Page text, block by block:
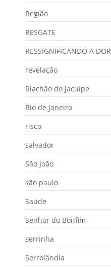
Região
RESGATE
RESSIGNIFICANDO A DOR
revelação
Riachão do Jacuípe
Rio de Janeiro
risco
salvador
São João
são paulo
Saúde
Senhor do Bonfim
serrinha
Serrolândia